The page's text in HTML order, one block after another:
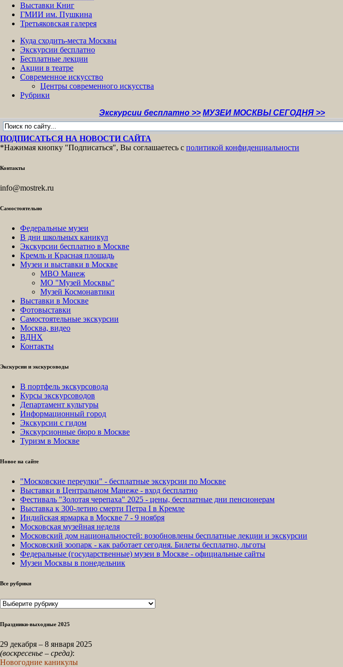
Выставки Книг
ГМИИ им. Пушкина
Третьяковская галерея
Куда сходить-места Москвы
Экскурсии бесплатно
Бесплатные лекции
Акции в театре
Современное искусство
Центры современного искусства
Рубрики
Экскурсии бесплатно >> МУЗЕИ МОСКВЫ СЕГОДНЯ >>
ПОДПИСАТЬСЯ НА НОВОСТИ САЙТА
*Нажимая кнопку "Подписаться", Вы соглашаетесь с политикой конфиденциальности
Контакты
info@mostrek.ru
Самостоятельно
Федеральные музеи
В дни школьных каникул
Экскурсии бесплатно в Москве
Кремль и Красная площадь
Музеи и выставки в Москве
МВО Манеж
МО "Музей Москвы"
Музей Космонавтики
Выставки в Москве
Фотовыставки
Самостоятельные экскурсии
Москва, видео
ВДНХ
Контакты
Экскурсии и экскурсоводы
В портфель экскурсовода
Курсы экскурсоводов
Департамент культуры
Информационный город
Экскурсии с гидом
Экскурсионные бюро в Москве
Туризм в Москве
Новое на сайте
"Московские переулки" - бесплатные экскурсии по Москве
Выставки в Центральном Манеже - вход бесплатно
Фестиваль "Золотая черепаха" 2025 - цены, бесплатные дни пенсионерам
Выставка к 300-летию смерти Петра I в Кремле
Индийская ярмарка в Москве 7 - 9 ноября
Московская музейная неделя
Московский дом национальностей: возобновлены бесплатные лекции и экскурсии
Московский зоопарк - как работает сегодня. Билеты бесплатно, льготы
Федеральные (государственные) музеи в Москве - официальные сайты
Музеи Москвы в понедельник
Все рубрики
Все
Праздники-выходные 2025
29 декабря – 8 января 2025
(воскресенье – среда):
Новогодние каникулы